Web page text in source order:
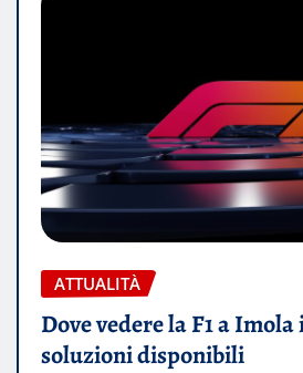
ATTUALITÀ
Dove vedere la F1 a
soluzioni disponibili